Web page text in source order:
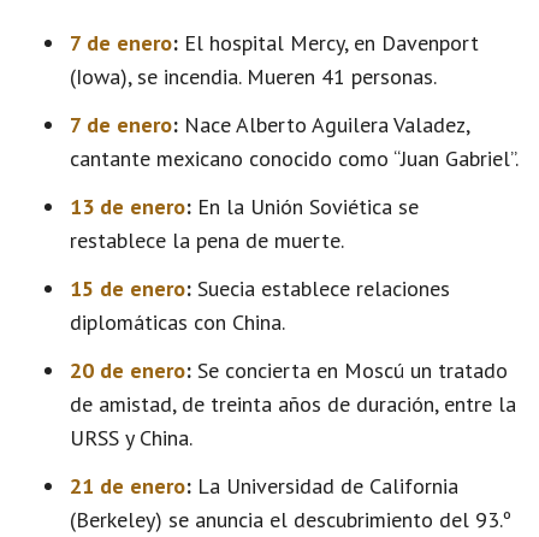
7 de enero: El hospital Mercy, en Davenport
(Iowa), se incendia. Mueren 41 personas.
7 de enero: Nace Alberto Aguilera Valadez,
cantante mexicano conocido como “Juan Gabriel”.
13 de enero: En la Unión Soviética se
restablece la pena de muerte.
15 de enero: Suecia establece relaciones
diplomáticas con China.
20 de enero: Se concierta en Moscú un tratado
de amistad, de treinta años de duración, entre la
URSS y China.
21 de enero: La Universidad de California
(Berkeley) se anuncia el descubrimiento del 93.º